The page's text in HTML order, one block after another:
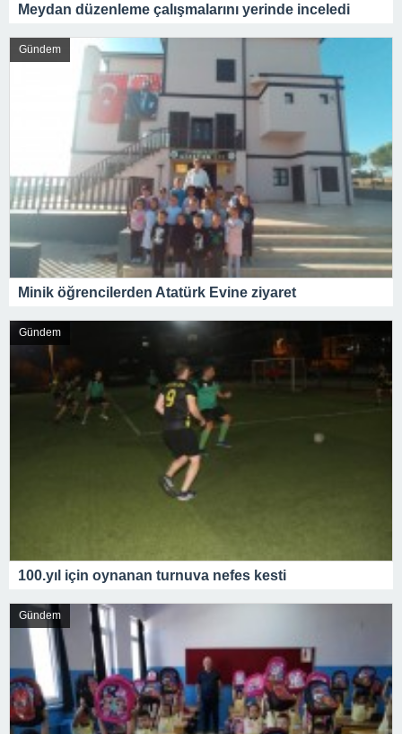
Meydan düzenleme çalışmalarını yerinde inceledi
Gündem
Minik öğrencilerden Atatürk Evine ziyaret
Gündem
100.yıl için oynanan turnuva nefes kesti
Gündem